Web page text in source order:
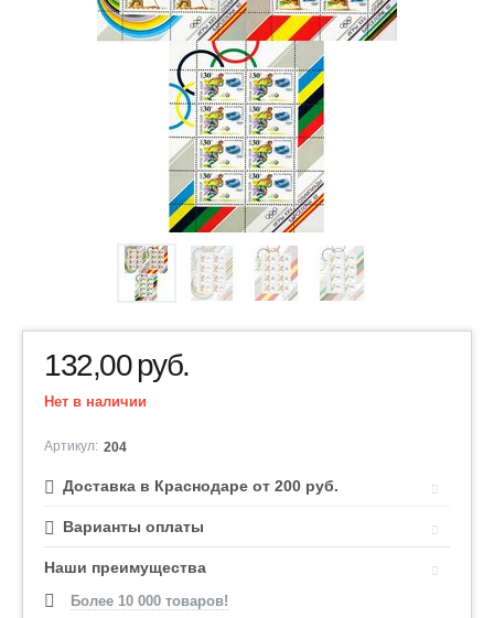
132,00руб.
Нет в наличии
Артикул: 204
Доставка в Краснодаре от 200 руб.
Варианты оплаты
Наши преимущества
Более 10 000 товаров!